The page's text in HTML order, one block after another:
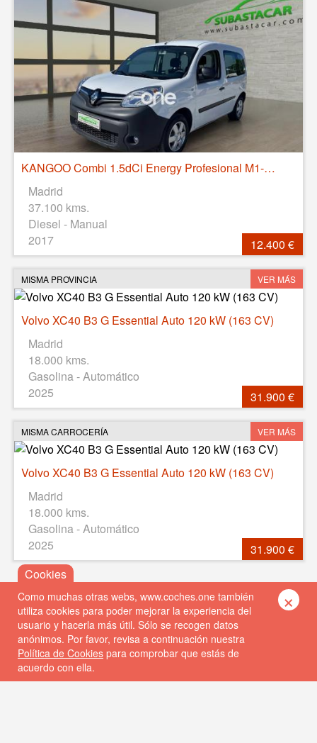
KANGOO Combi 1.5dCi Energy Profesional M1-AF 75
Madrid
37.100 kms.
Diesel - Manual
2017
12.400 €
MISMA PROVINCIA VER MÁS
Volvo XC40 B3 G Essential Auto 120 kW (163 CV)
Madrid
18.000 kms.
Gasolina - Automático
2025
31.900 €
MISMA CARROCERÍA VER MÁS
Volvo XC40 B3 G Essential Auto 120 kW (163 CV)
Madrid
18.000 kms.
Gasolina - Automático
2025
31.900 €
Como muchas otras webs, www.coches.one también
utiliza cookies para poder mejorar la experiencia del
usuario y hacerla más útil. Sólo se recogen datos
anónimos. Por favor, revisa a continuación nuestra
Política de Cookies para comprobar que estás de
acuerdo con ella.
×